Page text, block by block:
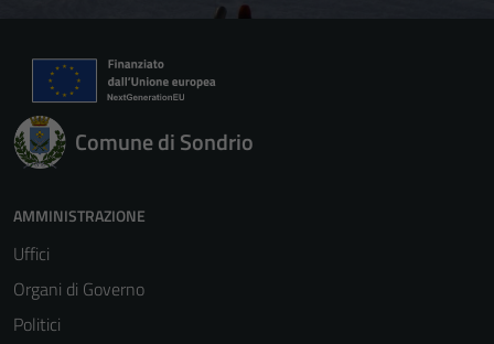
Comune di Sondrio
AMMINISTRAZIONE
Uffici
Organi di Governo
Politici